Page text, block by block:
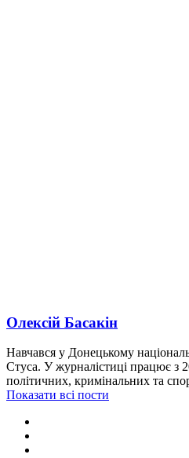
Олексій Басакін
Навчався у Донецькому
Стуса. У журналістиці працює з
політичних, кримінальних та
Показати всі пости